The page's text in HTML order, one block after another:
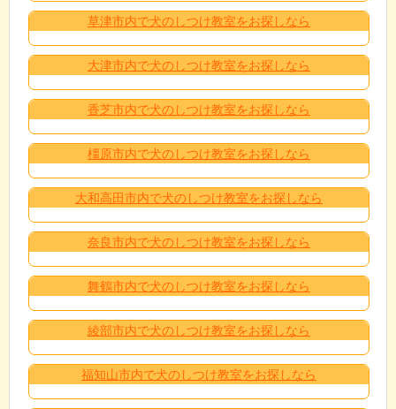
草津市内で犬のしつけ教室をお探しなら
大津市内で犬のしつけ教室をお探しなら
香芝市内で犬のしつけ教室をお探しなら
橿原市内で犬のしつけ教室をお探しなら
大和高田市内で犬のしつけ教室をお探しなら
奈良市内で犬のしつけ教室をお探しなら
舞鶴市内で犬のしつけ教室をお探しなら
綾部市内で犬のしつけ教室をお探しなら
福知山市内で犬のしつけ教室をお探しなら